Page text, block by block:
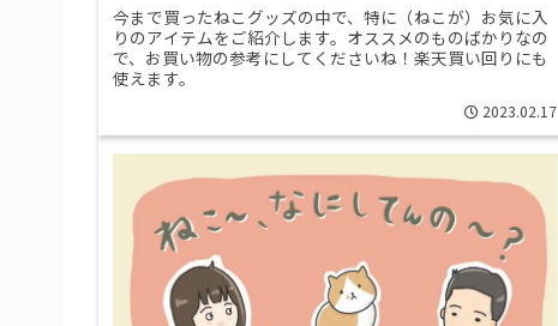
今まで買ったねこグッズの中で、特に（ねこが）お気に入
りのアイテムをご紹介します。オススメのものばかりなの
で、お買い物の参考にしてくださいね！楽天買い回りにも
使えます。
2023.02.17